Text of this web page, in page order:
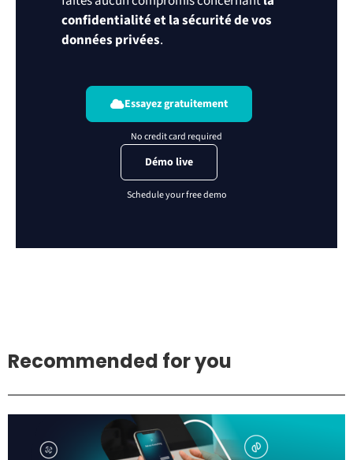
confidentialité et la sécurité de vos
données privées.
Essayez gratuitement
Démo live
Recommended for you